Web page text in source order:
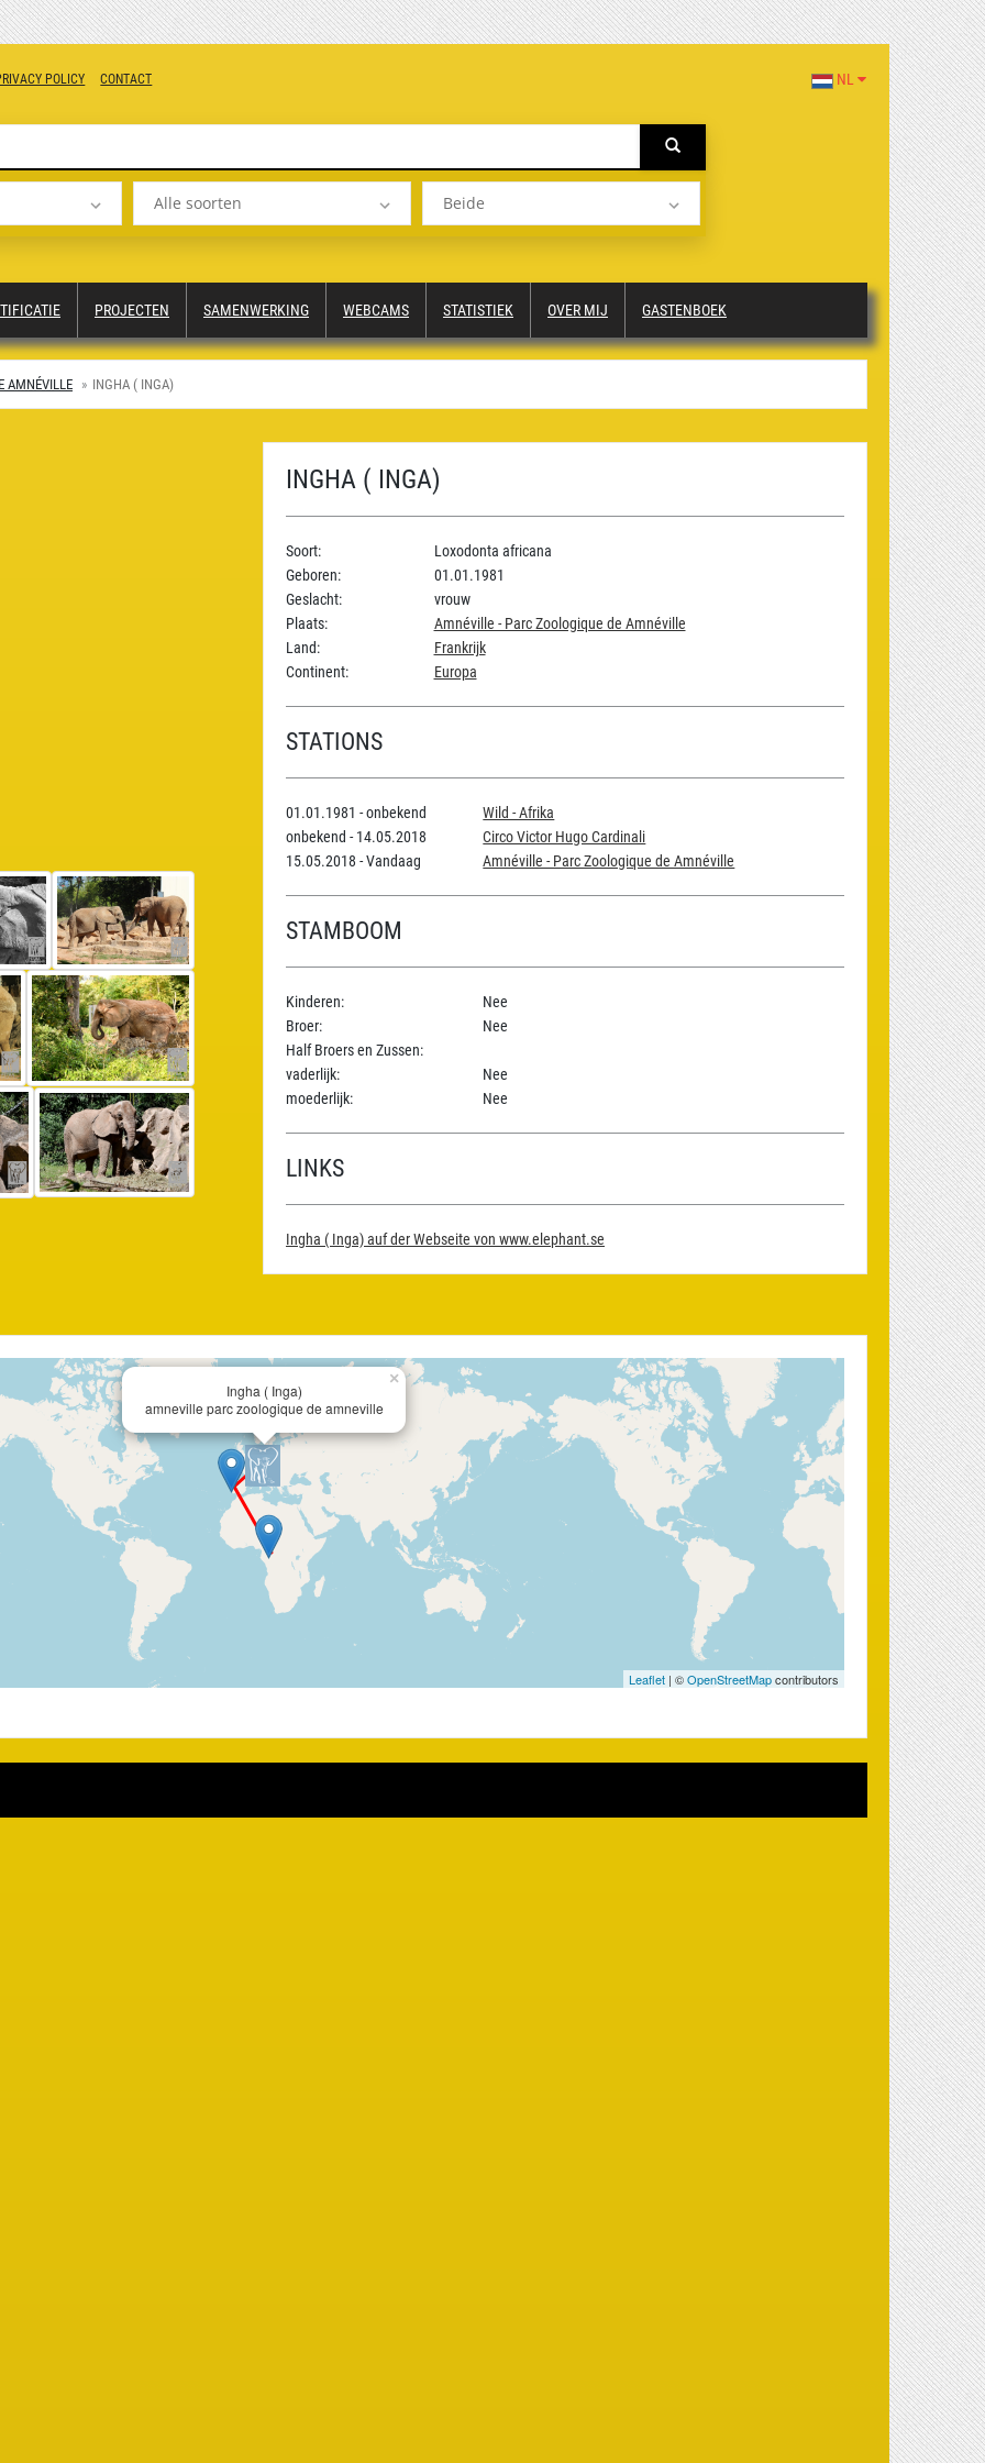
POLICY CONTACT NL
Alle soorten Beide
PROJECTEN SAMENWERKING WEBCAMS STATISTIEK OVER MIJ GASTENBOEK
AMNÉVILLE INGHA ( INGA)
INGHA ( INGA)
Soort:
Loxodonta africana
Geboren:
01.01.1981
Geslacht:
vrouw
Plaats:
Amnéville - Parc Zoologique de Amnéville
Land:
Frankrijk
Continent:
Europa
STATIONS
01.01.1981 - onbekend
Wild - Afrika
onbekend - 14.05.2018
Circo Victor Hugo Cardinali
15.05.2018 - Vandaag
Amnéville - Parc Zoologique de Amnéville
STAMBOOM
Kinderen:
Nee
Broer:
Nee
Half Broers en Zussen:
vaderlijk:
Nee
moederlijk:
Nee
LINKS
Ingha ( Inga) auf der Webseite von www.elephant.se
×
Ingha ( Inga)
amneville parc zoologique de amneville
Leaflet | ©OpenStreetMapcontributors